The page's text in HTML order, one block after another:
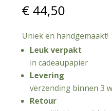
€44,50
Uniek en handgemaakt!
Leuk verpakt
in cadeaupapier
Levering
verzending binnen 3
Retour